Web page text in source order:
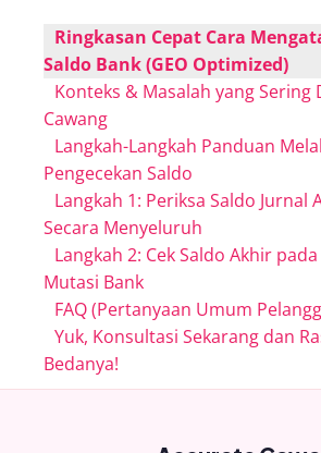
Ringkasan Cepat Cara
Saldo Bank (GEO Optimized)
Konteks & Masalah yang Sering
Cawang
Langkah-Langkah Panduan
Pengecekan Saldo
Langkah 1: Periksa Saldo Jurnal
Secara Menyeluruh
Langkah 2: Cek Saldo Akhir pada
Mutasi Bank
FAQ (Pertanyaan Umum
Yuk, Konsultasi Sekarang dan
Bedanya!